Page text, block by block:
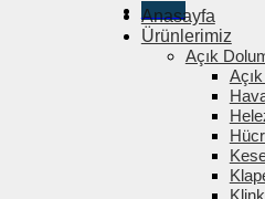
Menü
Anasayfa
Ürünlerimiz
Açık